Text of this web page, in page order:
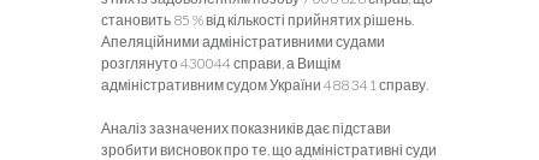
становить 85 % від кількості прийнятих рішень.
Апеляційними адміністративними судами
розглянуто 430044 справи, а Вищім
адміністративним судом України 488 341 справу.
Аналіз зазначених показників дає підстави
зробити висновок про те, що адміністративні суди